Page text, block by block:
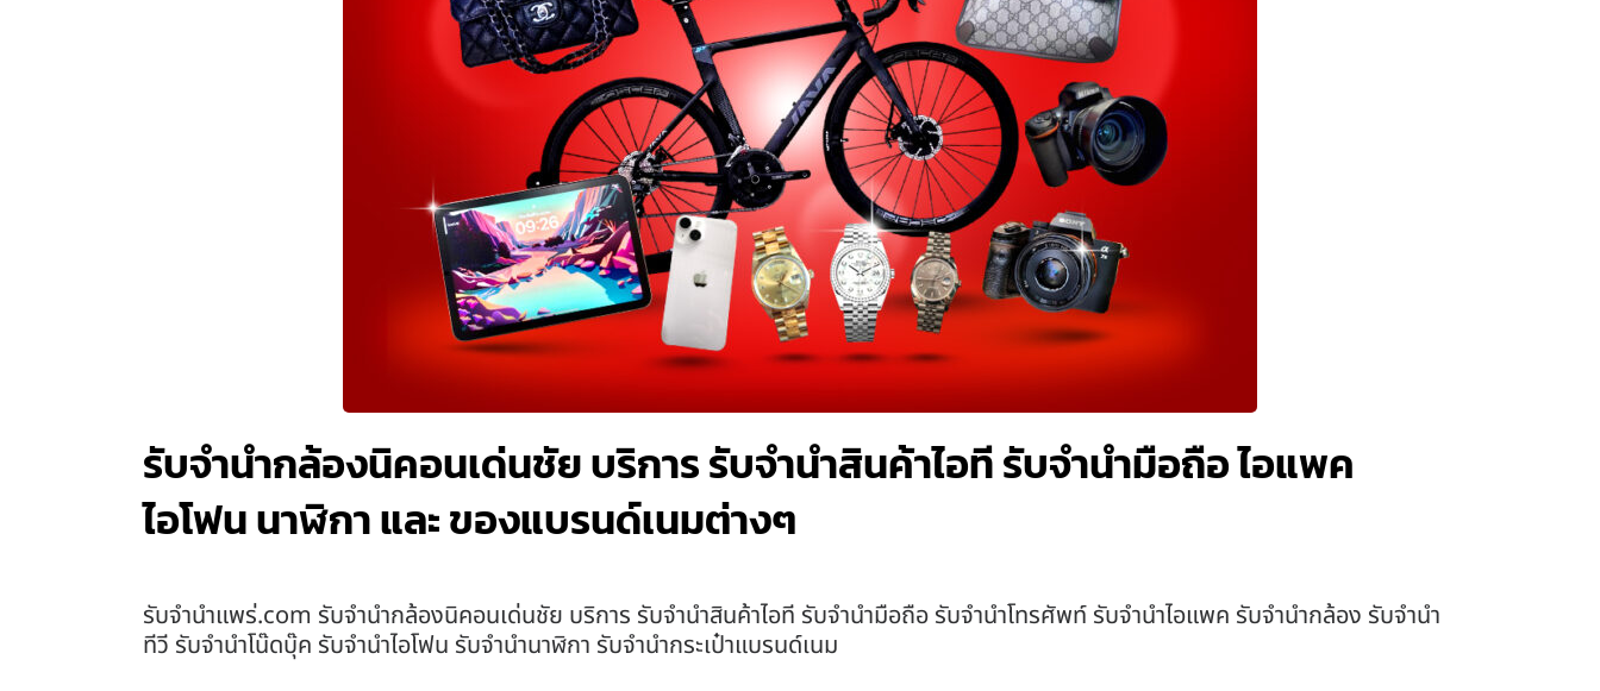
รับจำนำกล้องนิคอนเด่นชัย บริการ รับจำนำสินค้าไอที รับจำนำมือถือ ไอแพค
ไอโฟน นาฬิกา และ ของแบรนด์เนมต่างๆ
รับจํานําแพร่.com รับจำนำกล้องนิคอนเด่นชัย บริการ รับจำนำสินค้าไอที รับจำนำมือถือ รับจำนำโทรศัพท์ รับจำนำไอแพค รับจำนำกล้อง รับจำนำ
ทีวี รับจำนำโน๊ดบุ๊ค รับจำนำไอโฟน รับจำนำนาฬิกา รับจำนำกระเป๋าแบรนด์เนม